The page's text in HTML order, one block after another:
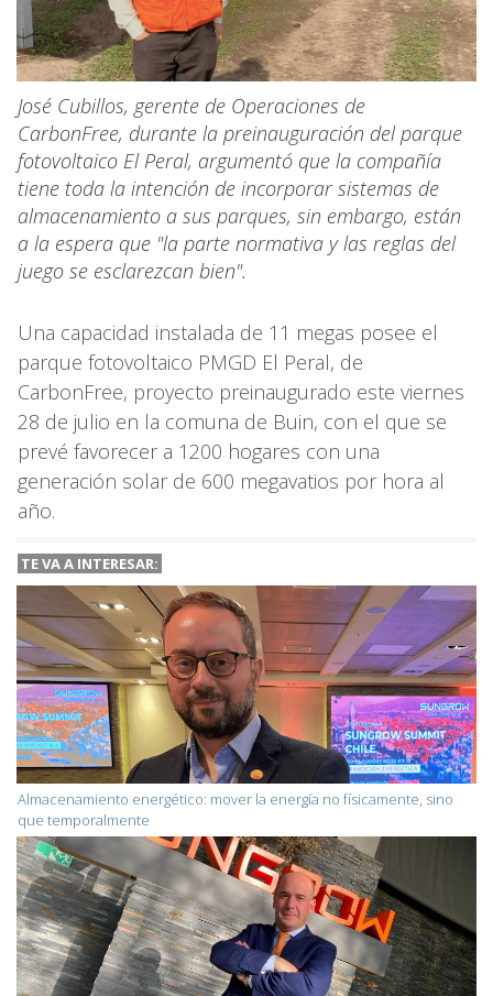
José Cubillos, gerente de Operaciones de
CarbonFree, durante la preinauguración del parque
fotovoltaico El Peral, argumentó que la compañía
tiene toda la intención de incorporar sistemas de
almacenamiento a sus parques, sin embargo, están
a la espera que "la parte normativa y las reglas del
juego se esclarezcan bien".
Una capacidad instalada de 11 megas posee el
parque fotovoltaico PMGD El Peral, de
CarbonFree, proyecto preinaugurado este viernes
28 de julio en la comuna de Buin, con el que se
prevé favorecer a 1200 hogares con una
generación solar de 600 megavatios por hora al
año.
TE VA A INTERESAR:
Almacenamiento energético: mover la energía no físicamente, sino
que temporalmente